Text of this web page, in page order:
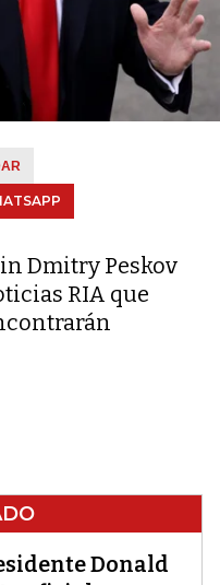
Dmitry Peskov
RIA que
Donald